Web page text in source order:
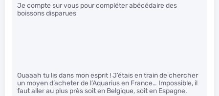
Je compte sur vous pour compléter abécédaire des
boissons disparues
Ouaaah tu lis dans mon esprit ! J’étais en train de chercher
un moyen d’acheter de l’Aquarius en France… Impossible, il
faut aller au plus près soit en Belgique, soit en Espagne.